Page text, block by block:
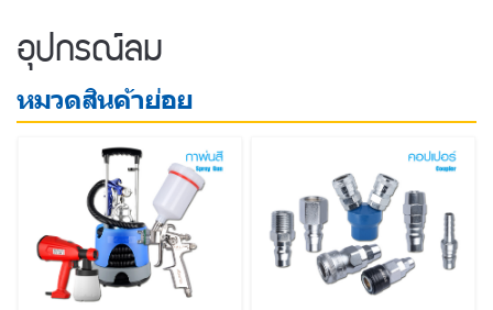
อุปกรณ์ลม
หมวดสินค้าย่อย